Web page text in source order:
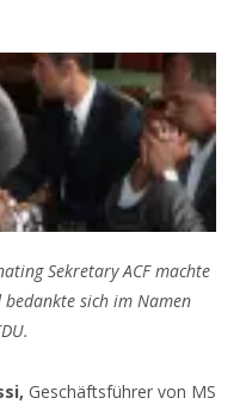
Sekretary ACF machte
sich im Namen
Geschäftsführer von MS